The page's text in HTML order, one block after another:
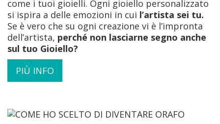
come i tuoi gioielli. Ogni gioiello personalizzato
si ispira a delle emozioni in cui l’artista sei tu.
Se è vero che su ogni creazione vi è l’impronta
dell’artista, perché non lasciarne segno anche
sul tuo Gioiello?
PIÙ INFO